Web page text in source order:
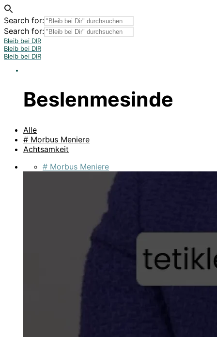
Search for:
Search for:
Bleib bei DIR
Bleib bei DIR
Bleib bei DIR
Beslenmesinde
Alle
# Morbus Meniere
Achtsamkeit
# Morbus Meniere